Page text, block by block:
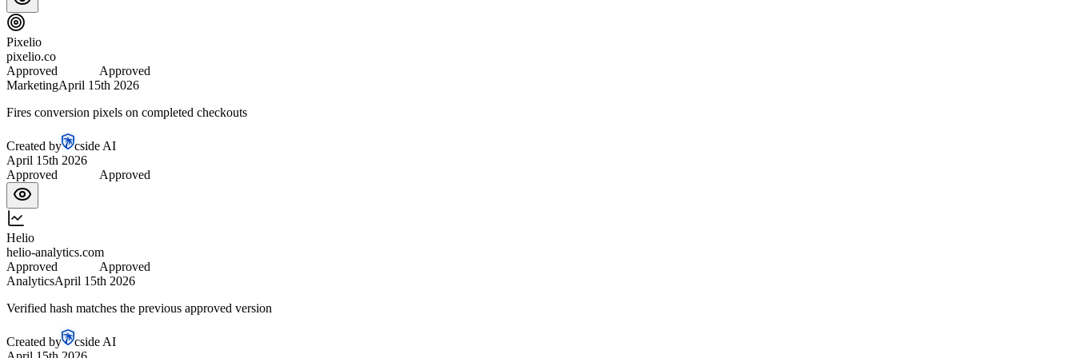
Pixelio
pixelio.co
Approved
Approved
MarketingApril 15th 2026
Fires conversion pixels on completed checkouts
Created by
cside AI
April 15th 2026
Approved
Approved
Helio
helio-analytics.com
Approved
Approved
AnalyticsApril 15th 2026
Verified hash matches the previous approved version
Created by
cside AI